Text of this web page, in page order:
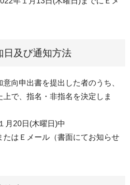
日及び通知方法
向申出書を提出した者のうち、
で、指名・非指名を決定しま
月20日(木曜日)中
たはＥメール（書面にてお知らせ